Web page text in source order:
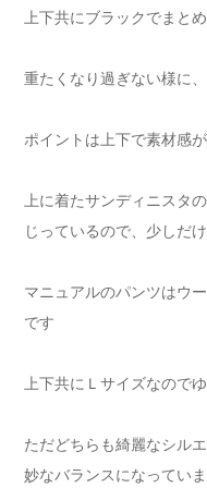
上下共にブラックでまと
重たくなり過ぎない様に
ポイントは上下で素材感
上に着たサンディニスタ
じっているので、少しだ
マニュアルのパンツはウ
です
上下共にＬサイズなので
ただどちらも綺麗なシル
妙なバランスになってい